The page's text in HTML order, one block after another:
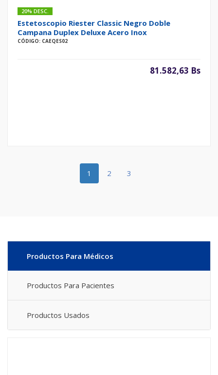
20% DESC.
Estetoscopio Riester Classic Negro Doble
Campana Duplex Deluxe Acero Inox
CÓDIGO: CAEQES02
81.582,63 Bs
1 2 3
Productos Para Médicos
Productos Para Pacientes
Productos Usados